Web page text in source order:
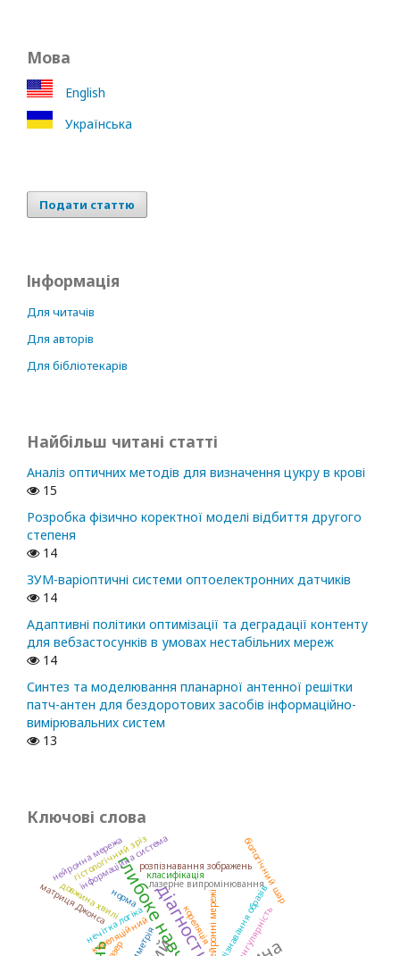
Мова
English
Українська
Подати статтю
Інформація
Для читачів
Для авторів
Для бібліотекарів
Найбільш читані статті
Аналіз оптичних методів для визначення цукру в крові
15
Розробка фізично коректної моделі відбиття другого
степеня
14
ЗУМ-варіоптичні системи оптоелектронних датчиків
14
Адаптивні політики оптимізації та деградації контенту
для вебзастосунків в умовах нестабільних мереж
14
Синтез та моделювання планарної антенної решітки
патч-антен для бездоротових засобів інформаційно-
вимірювальних систем
13
Ключові слова
діагностика
кореляційний розпізнавання образів
нечітка логіка кореляція
лазерне випромінювання
довжина хвилі
інформаційна система біологічний шар
класифікація
нейронні мережі
гістологічний зріз
матриця Джонса
нейронна мережа розпізнавання зображень
сингулярність
норма